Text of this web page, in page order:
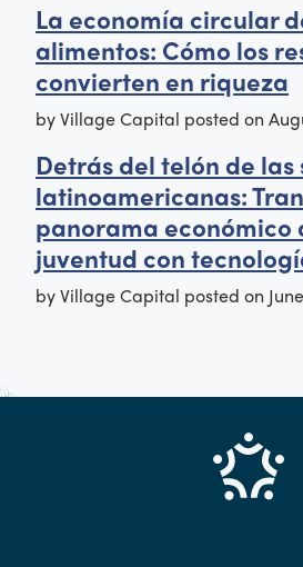
La economía circular
alimentos: Cómo los
convierten en riqueza
byVillage Capital posted on
Detrás del telón de
latinoamericanas:
panorama económico
juventud con
byVillage Capital posted on